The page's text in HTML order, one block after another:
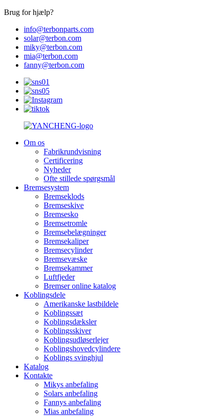
Brug for hjælp?
info@terbonparts.com
solar@terbon.com
miky@terbon.com
mia@terbon.com
fanny@terbon.com
Om os
Fabrikrundvisning
Certificering
Nyheder
Ofte stillede spørgsmål
Bremsesystem
Bremseklods
Bremseskive
Bremsesko
Bremsetromle
Bremsebelægninger
Bremsekaliper
Bremsecylinder
Bremsevæske
Bremsekammer
Luftfjeder
Bremser online katalog
Koblingsdele
Amerikanske lastbildele
Koblingssæt
Koblingsdæksler
Koblingsskiver
Koblingsudløserlejer
Koblingshovedcylindere
Koblings svinghjul
Katalog
Kontakte
Mikys anbefaling
Solars anbefaling
Fannys anbefaling
Mias anbefaling